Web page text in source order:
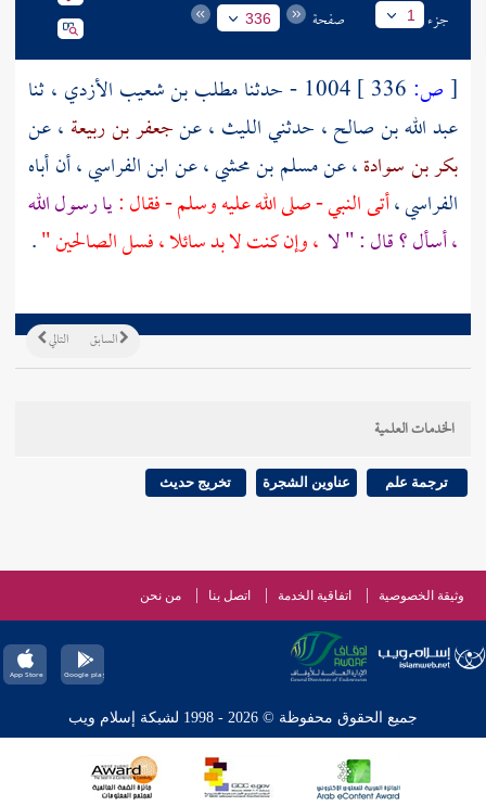
جزء 1 صفحة 336
[ص: 1004 - حدثنا مطلب بن شعيب الأزدي ، ثنا
عبد الله بن صالح، حدثنيالليث ، عنجعفر بن ربيعة ، عن
بكر بن سوادة، عنمسلم بن محشي، عنابن الفراسي، أن أباه
الفراسي،أتى النبي - صلى الله عليه وسلم - فقال :يا رسول الله
، أسأل ؟ قال : " لا ، وإن كنت لا بد سائلا ، فسل الصالحين ".
التالي السابق
الخدمات العلمية
ترجمة علم عناوين الشجرة تخريج حديث
وثيقة الخصوصية اتفاقية الخدمة اتصل بنا من نحن
جميع الحقوق محفوظة © 2026 - 1998 لشبكة إسلام ويب